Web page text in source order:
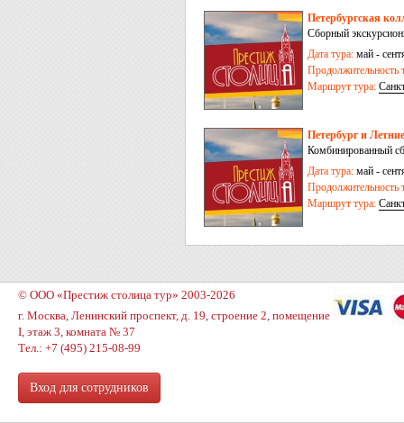
Петербургская
Сборный
Дата тура: май -
Продолжительность
Маршрут тура:
Петербург и
Комбинированный
Дата тура: май -
Продолжительность
Маршрут тура:
© ООО «Престиж столица тур» 2003-2026
г. Москва, Ленинский проспект, д. 19, строение 2, помещение
I, этаж 3, комната № 37
Тел.: +7 (495) 215-08-99
Вход для сотрудников